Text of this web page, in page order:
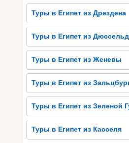
традиций. Этот египетский
множество возможностей
местной культурой. Одним
способов познакомиться с
Бэю является посещение
Здесь вы сможете
коврами, купить сувениры
также попробовать
кухню.
Культурное наследие Сома
проявляется в
памятниках. К примеру,
Туры в Египет из Дрездена
Туры в Египет из
Туры в Египет из Женевы
Туры в Египет из
Туры в Египет из Зеленой
Туры в Египет из Касселя